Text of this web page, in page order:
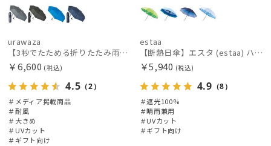
urawaza
【3秒でたためる折りたたみ雨傘】urawaza 無双（ウラワザ）プレーン58 耐風 大きめ
￥6,600 (税込)
4.5 （2）
＃メディア掲載商品
＃耐風
＃大きめ
＃UVカット
＃ギフト向け
estaa
【断熱日傘】エスタ (estaa) ハニカム断熱パラソル 晴雨兼用 遮光100 UV100
￥5,940 (税込)
4.9 （8）
＃遮光100%
＃晴雨兼用
＃UVカット
＃ギフト向け